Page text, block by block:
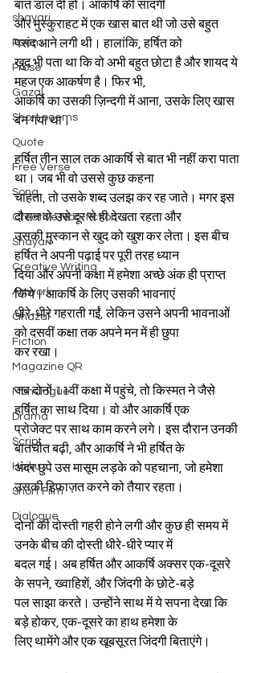
shayari
Poem
Prose
Gazal
Short poems
Quote
Free Verse
Song
Creative Non-fiction
Shayari
Creative Writing
Artwork
Ghazal
Fiction
Magazine QR
Monologue
Drama
Script
Haiku
Short Film
Dialogue
बात डाल दी हो। आकर्षि की सादगी
और मुस्कुराहट में एक खास बात थी जो उसे बहुत
पसंद आने लगी थी। हालांकि, हर्षित को
खुद भी पता था कि वो अभी बहुत छोटा है और शायद ये
महज एक आकर्षण है। फिर भी,
आकर्षि का उसकी ज़िन्दगी में आना, उसके लिए खास
बन गया था।
हर्षित तीन साल तक आकर्षि से बात भी नहीं करा पाता
था। जब भी वो उससे कुछ कहना
चाहता, तो उसके शब्द उलझ कर रह जाते। मगर इस
दौरान वो उसे दूर से ही देखता रहता और
उसकी मुस्कान से खुद को खुश कर लेता। इस बीच
हर्षित ने अपनी पढ़ाई पर पूरी तरह ध्यान
दिया और अपनी कक्षा में हमेशा अच्छे अंक ही प्राप्त
किये। आकर्षि के लिए उसकी भावनाएं
धीरे-धीरे गहराती गईं, लेकिन उसने अपनी भावनाओं
को दसवीं कक्षा तक अपने मन में ही छुपा
कर रखा।
जब दोनों 11वीं कक्षा में पहुंचे, तो किस्मत ने जैसे
हर्षित का साथ दिया। वो और आकर्षि एक
प्रोजेक्ट पर साथ काम करने लगे। इस दौरान उनकी
बातचीत बढ़ी, और आकर्षि ने भी हर्षित के
अंदर छुपे उस मासूम लड़के को पहचाना, जो हमेशा
उसकी हिफाज़त करने को तैयार रहता।
दोनों की दोस्ती गहरी होने लगी और कुछ ही समय में
उनके बीच की दोस्ती धीरे-धीरे प्यार में
बदल गई। अब हर्षित और आकर्षि अक्सर एक-दूसरे
के सपने, ख्वाहिशें, और जिंदगी के छोटे-बड़े
पल साझा करते। उन्होंने साथ में ये सपना देखा कि
बड़े होकर, एक-दूसरे का हाथ हमेशा के
लिए थामेंगे और एक खूबसूरत जिंदगी बिताएंगे।